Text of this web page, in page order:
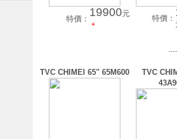
特價：
19900元
＊
特價：
TVC CHIMEI 65" 65M600
TVC